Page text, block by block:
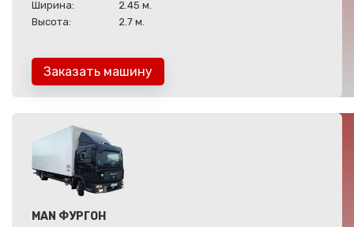
Ширина:
2.45 м.
Высота:
2.7 м.
Заказать машину
MAN ФУРГОН